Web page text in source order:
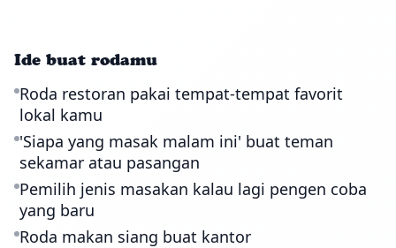
Ide buat rodamu
Roda restoran pakai tempat-tempat favorit
lokal kamu
'Siapa yang masak malam ini' buat teman
sekamar atau pasangan
Pemilih jenis masakan kalau lagi pengen coba
yang baru
Roda makan siang buat kantor